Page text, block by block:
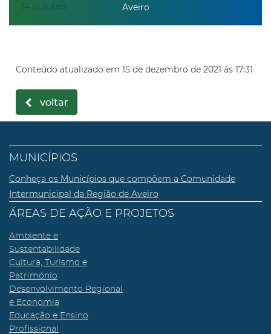
14 outubro Aveiro
Conteúdo atualizado em 15 de dezembro de 2021 às 17:31
voltar
MUNICÍPIOS
Conheça os Municípios que compõem a Comunidade
Intermunicipal da Região de Aveiro
ÁREAS DE AÇÃO E PROJETOS
Ambiente e
Sustentabilidade
Cultura, Turismo e
Património
Desenvolvimento Regional
e Economia
Educação e Ensino
Profissional